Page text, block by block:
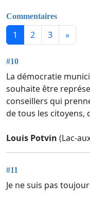
Commentaires
1 2 3 »
#10
La démocratie
souhaite être
conseillers qui
de tous les citoyens,
Louis Potvin (Lac-
#11
Je ne suis pas